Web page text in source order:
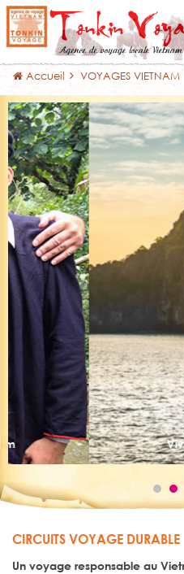
Accueil VOYAGES VIETNAM
Vivez la magie
CIRCUITS VOYAGE DURABLE
Un voyage responsable au